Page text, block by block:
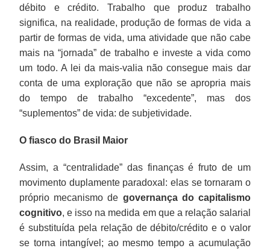
débito e crédito. Trabalho que produz trabalho
significa, na realidade, produção de formas de vida a
partir de formas de vida, uma atividade que não cabe
mais na “jornada” de trabalho e investe a vida como
um todo. A lei da mais-valia não consegue mais dar
conta de uma exploração que não se apropria mais
do tempo de trabalho “excedente”, mas dos
“suplementos” de vida: de subjetividade.
O fiasco do Brasil Maior
Assim, a “centralidade” das finanças é fruto de um
movimento duplamente paradoxal: elas se tornaram o
próprio mecanismo de governança do capitalismo
cognitivo, e isso na medida em que a relação salarial
é substituída pela relação de débito/crédito e o valor
se torna intangível; ao mesmo tempo a acumulação